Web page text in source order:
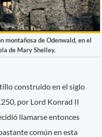
montañosa de Odenwald, en el
de Mary Shelley.
construido en el siglo
por Lord Konrad II
llamarse entonces
común en esta